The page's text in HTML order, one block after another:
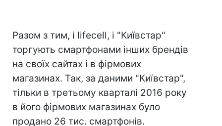
Разом з тим, і lifecell, і "Київстар"
торгують смартфонами інших брендів
на своїх сайтах і в фірмових
магазинах. Так, за даними "Київстар",
тільки в третьому кварталі 2016 року
в його фірмових магазинах було
продано 26 тис. смартфонів.